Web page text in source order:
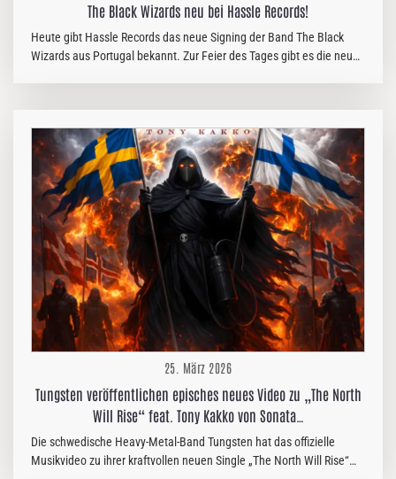
The Black Wizards neu bei Hassle Records!
Heute gibt Hassle Records das neue Signing der Band The Black
Wizards aus Portugal bekannt. Zur Feier des Tages gibt es die neue
energiegeladene Gesang von Joana Brito wechselt sich mit den
rauen Antworten von José Gomes ab, getragen von einem
stampfenden, gewundenen Groove und dem unruhigen
Schlagzeugspiel von Helena Peixoto. „“Do you print yourself out
pretty to look better in banners?” “,…
25. März 2026
Tungsten veröffentlichen episches neues Video zu „The North
Will Rise“ feat. Tony Kakko von Sonata…
Die schwedische Heavy-Metal-Band Tungsten hat das offizielle
Musikvideo zu ihrer kraftvollen neuen Single „The North Will Rise“